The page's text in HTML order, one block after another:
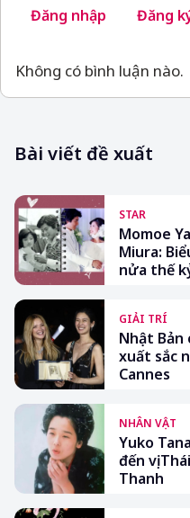
Đăng nhập Đăng
Không có bình luận nào.
Bài viết đề xuất
STAR
Momoe
Miura:
nửa thế
GIẢI TRÍ
Nhật Bản
xuất sắc
Cannes
NHÂN VẬT
Yuko
đến vị
Thanh